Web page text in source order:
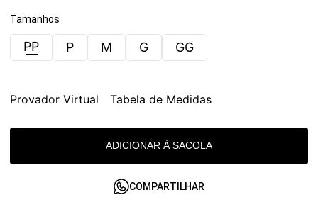
Tamanhos
PP P M G GG
Provador Virtual Tabela de Medidas
ADICIONAR À SACOLA
COMPARTILHAR